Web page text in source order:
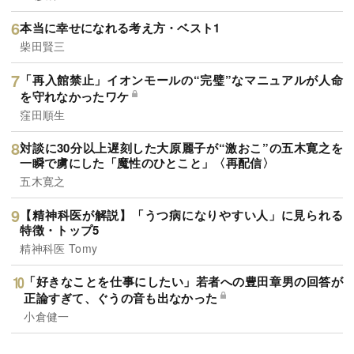
本当に幸せになれる考え方・ベスト1
柴田賢三
「再入館禁止」イオンモールの“完璧”なマニュアルが人命
を守れなかったワケ
窪田順生
対談に30分以上遅刻した大原麗子が“激おこ”の五木寛之を
一瞬で虜にした「魔性のひとこと」〈再配信〉
五木寛之
【精神科医が解説】「うつ病になりやすい人」に見られる
特徴・トップ5
精神科医 Tomy
「好きなことを仕事にしたい」若者への豊田章男の回答が
正論すぎて、ぐうの音も出なかった
小倉健一